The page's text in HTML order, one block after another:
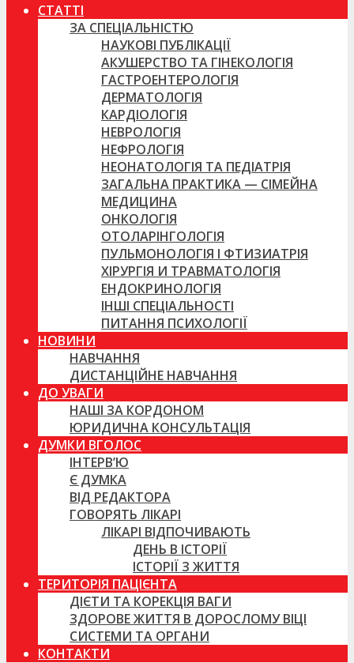
СТАТТІ
ЗА СПЕЦІАЛЬНІСТЮ
НАУКОВІ ПУБЛІКАЦІЇ
АКУШЕРСТВО ТА ГІНЕКОЛОГІЯ
ГАСТРОЕНТЕРОЛОГІЯ
ДЕРМАТОЛОГІЯ
КАРДІОЛОГІЯ
НЕВРОЛОГІЯ
НЕФРОЛОГІЯ
НЕОНАТОЛОГІЯ ТА ПЕДІАТРІЯ
ЗАГАЛЬНА ПРАКТИКА — СІМЕЙНА
МЕДИЦИНА
ОНКОЛОГІЯ
ОТОЛАРІНГОЛОГІЯ
ПУЛЬМОНОЛОГІЯ І ФТИЗИАТРІЯ
ХІРУРГІЯ И ТРАВМАТОЛОГІЯ
ЕНДОКРИНОЛОГІЯ
ІНШІ СПЕЦІАЛЬНОСТІ
ПИТАННЯ ПСИХОЛОГІЇ
НОВИНИ
НАВЧАННЯ
ДИСТАНЦІЙНЕ НАВЧАННЯ
ДО УВАГИ
НАШІ ЗА КОРДОНОМ
ЮРИДИЧНА КОНСУЛЬТАЦІЯ
ДУМКИ ВГОЛОС
ІНТЕРВ’Ю
Є ДУМКА
ВІД РЕДАКТОРА
ГОВОРЯТЬ ЛІКАРІ
ЛІКАРІ ВІДПОЧИВАЮТЬ
ДЕНЬ В ІСТОРІЇ
ІСТОРІЇ З ЖИТТЯ
ТЕРИТОРІЯ ПАЦІЄНТА
ДІЄТИ ТА КОРЕКЦІЯ ВАГИ
ЗДОРОВЕ ЖИТТЯ В ДОРОСЛОМУ ВІЦІ
СИСТЕМИ ТА ОРГАНИ
КОНТАКТИ